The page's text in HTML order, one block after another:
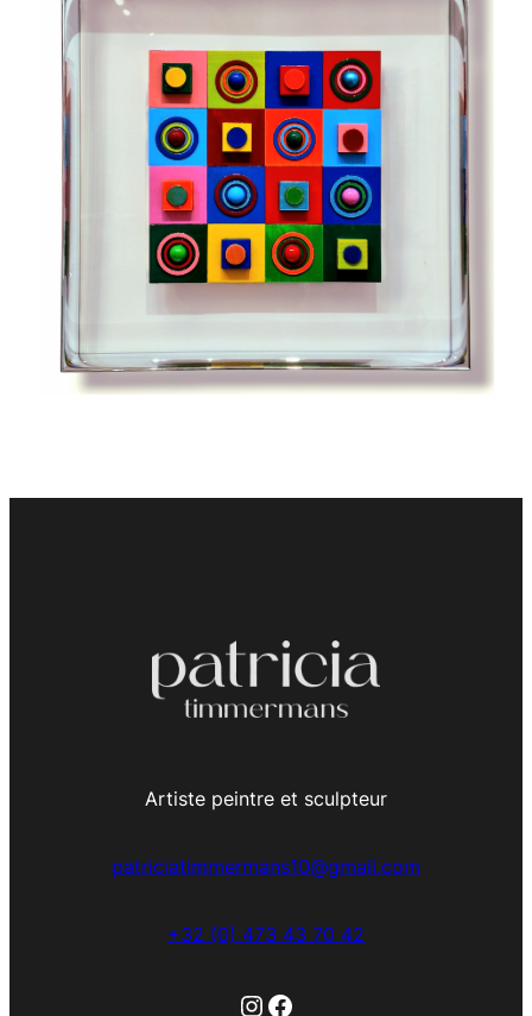
Artiste peintre et sculpteur
patriciatimmermans10@gmail.com
+32 (0) 473 43 70 42
Instagram Facebook